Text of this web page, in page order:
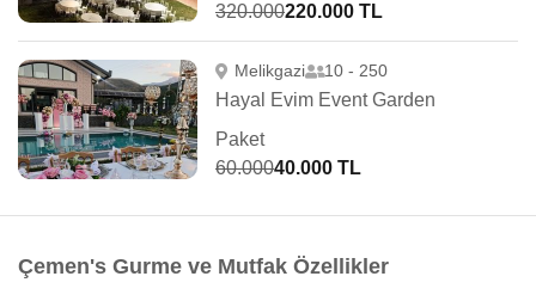
320.000220.000 TL
Melikgazi 10 - 250
Hayal Evim Event Garden
Paket
60.00040.000 TL
Çemen's Gurme ve Mutfak Özellikler